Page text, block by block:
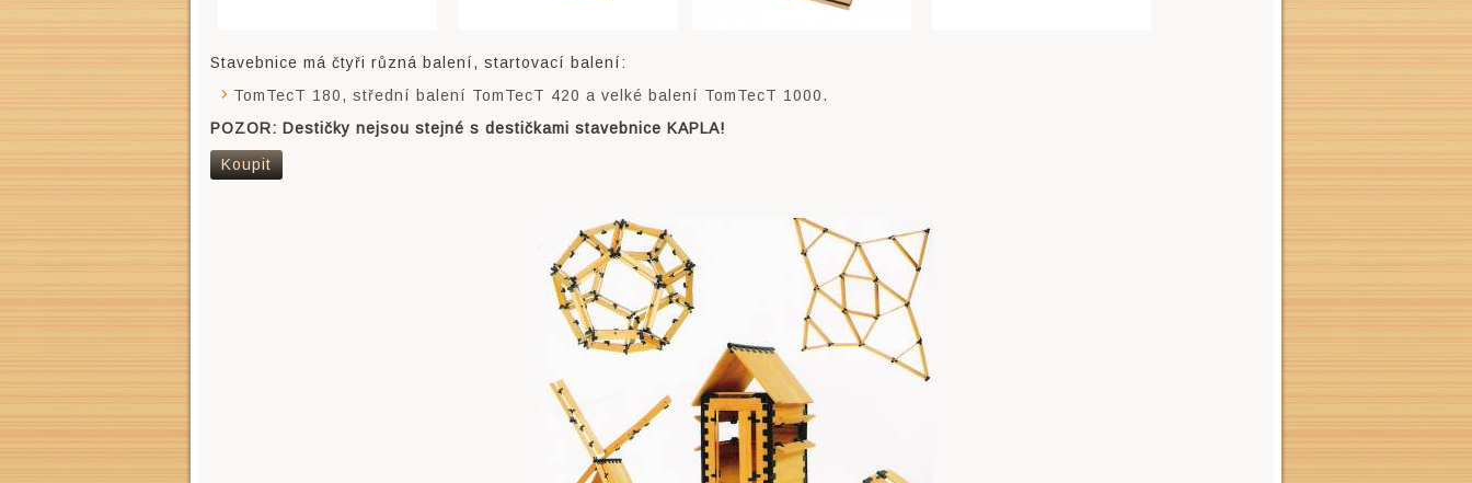
Stavebnice má čtyři různá balení, startovací balení:
TomTecT 180, střední balení TomTecT 420 a velké balení TomTecT 1000.
POZOR: Destičky nejsou stejné s destičkami stavebnice KAPLA!
Koupit